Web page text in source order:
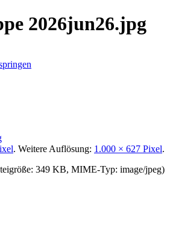
2026jun26.jpg
. Weitere Auflösung: 1.000 × 627 Pixel.
349 KB, MIME-Typ: image/jpeg)